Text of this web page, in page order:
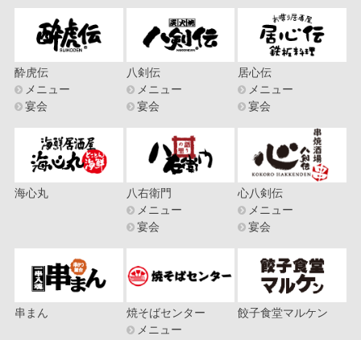
酔虎伝
メニュー
宴会
八剣伝
メニュー
宴会
居心伝
メニュー
宴会
海心丸
八右衛門
メニュー
宴会
心八剣伝
メニュー
宴会
串まん
焼そばセンター
メニュー
餃子食堂マルケン